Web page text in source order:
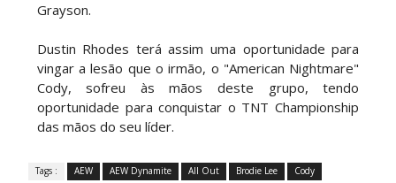
WWE Friday Night Smackdown 31 July 2026
Unknown- Aug 01 2026
TNA iMPACT Wrestling 30 July 2026
Grayson.
Dustin Rhodes terá assim uma oportunidade para
vingar a lesão que o irmão, o "American Nightmare"
Cody, sofreu às mãos deste grupo, tendo
oportunidade para conquistar o TNT Championship
das mãos do seu líder.
Tags : AEW AEW Dynamite All Out Brodie Lee
Cody